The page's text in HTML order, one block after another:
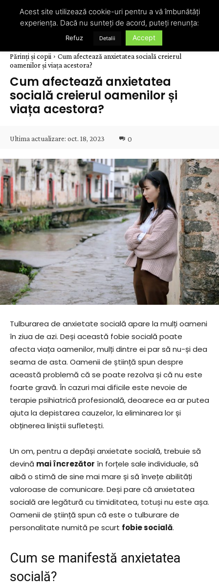
Părinți și copii
Cum afectează anxietatea socială creierul
oamenilor și viața acestora?
Cum afectează anxietatea
socială creierul oamenilor și
viața acestora?
Ultima actualizare: oct. 18, 2023 0
Tulburarea de anxietate socială apare la mulți oameni
în ziua de azi. Deși această fobie socială poate
afecta viața oamenilor, mulți dintre ei par să nu-și dea
seama de asta. Oamenii de știință spun despre
această problemă că se poate rezolva și că nu este
foarte gravă. În cazuri mai dificile este nevoie de
terapie psihiatrică profesională, deoarece ea ar putea
ajuta la depistarea cauzelor, la eliminarea lor și
obținerea liniștii sufletești.
Un om, pentru a depăși anxietate socială, trebuie să
devină mai încrezător în forțele sale individuale, să
aibă o stimă de sine mai mare și să învețe abilități
valoroase de comunicare. Deși pare că anxietatea
socială are legătură cu timiditatea, totuși nu este așa.
Oamenii de știință spun că este o tulburare de
personalitate numită pe scurt fobie socială.
Cum se manifestă anxietatea
socială?
Acest site utilizează cookie-uri pentru a vă îmbunătăți
experiența. Dacă nu sunteți de acord, puteți renunța:
Refuz Detalii Accept